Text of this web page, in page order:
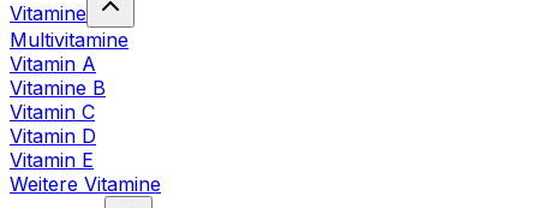
Vitamine
Multivitamine
Vitamin A
Vitamine B
Vitamin C
Vitamin D
Vitamin E
Weitere Vitamine